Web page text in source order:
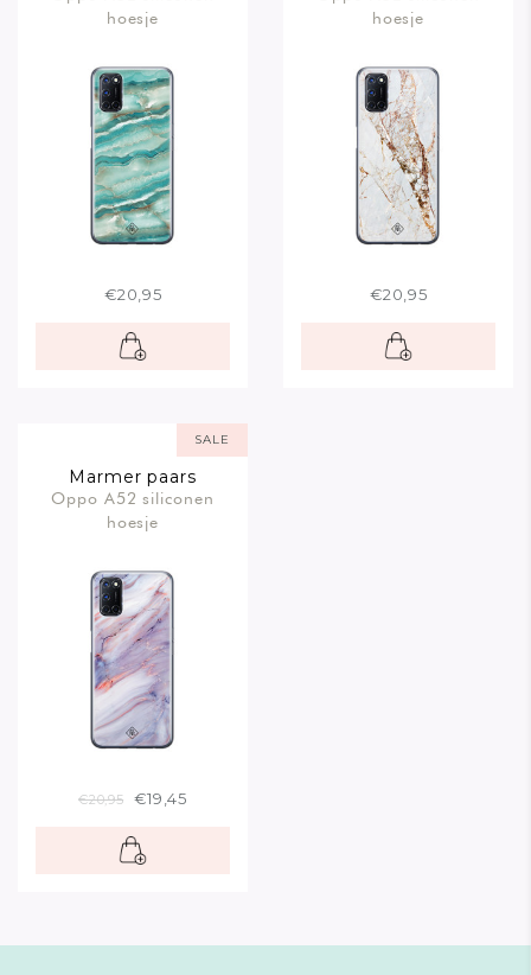
hoesje
€20,95
hoesje
€20,95
SALE
Marmer paars
Oppo A52 siliconen
hoesje
€20,95 €19,45